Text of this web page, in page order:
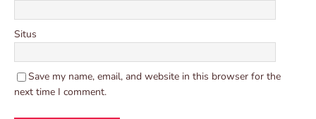
Situs
Save my name, email, and website in this browser for the
next time I comment.